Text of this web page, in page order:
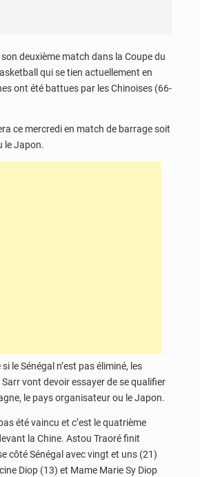
deuxième match dans la Coupe du
qui se tien actuellement en
ont été battues par les Chinoises (66-
ce mercredi en match de barrage soit
le Japon.
le Sénégal n’est pas éliminé, les
Sarr vont devoir essayer de se qualifier
le pays organisateur ou le Japon.
été vaincu et c’est le quatrième
la Chine. Astou Traoré finit
côté Sénégal avec vingt et uns (21)
Diop (13) et Mame Marie Sy Diop